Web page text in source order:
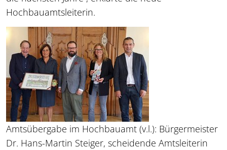
Hochbauamtsleiterin.
Amtsübergabe im Hochbauamt (v.l.): Bürgermeister
Dr. Hans-Martin Steiger, scheidende Amtsleiterin